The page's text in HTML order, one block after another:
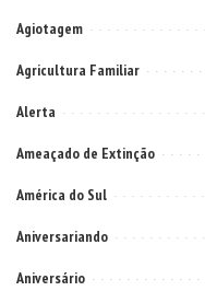
Agiotagem
Agricultura Familiar
Alerta
Ameaçado de Extinção
América do Sul
Aniversariando
Aniversário